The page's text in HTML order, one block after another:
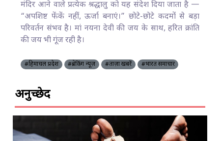
मंदिर आने वाले प्रत्येक श्रद्धालु को यह संदेश दिया जाता है —
“अपशिष्ट फेंकें नहीं, ऊर्जा बनाएं।” छोटे-छोटे कदमों से बड़ा
परिवर्तन संभव है। मां नयना देवी की जय के साथ, हरित क्रांति
की जय भी गूंज रही है।
#हिमाचल प्रदेश #ब्रेकिंग न्यूज़ #ताज़ा खबरें #भारत समाचार
अनुच्छेद